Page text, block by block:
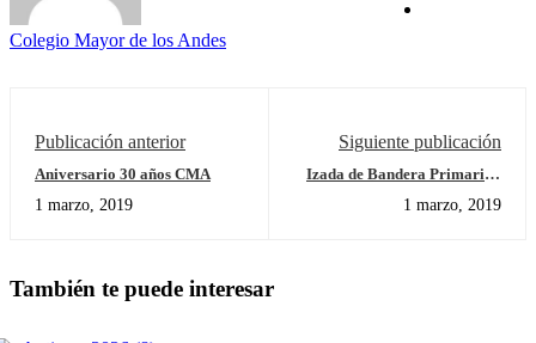
Colegio Mayor de los Andes
Publicación anterior
Aniversario 30 años CMA
1 marzo, 2019
Siguiente publicación
Izada de Bandera Primaria -
1 marzo, 2019
También te puede interesar